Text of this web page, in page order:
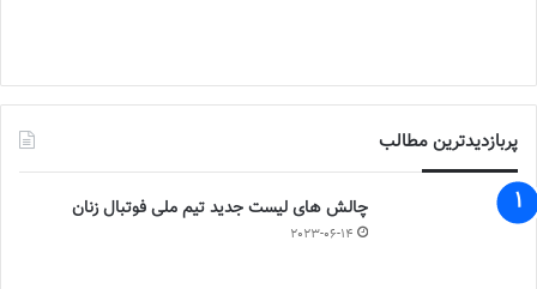
پربازدیدترین مطالب
چالش هاى ليست جدید تيم ملى فوتبال زنان
2023-06-14